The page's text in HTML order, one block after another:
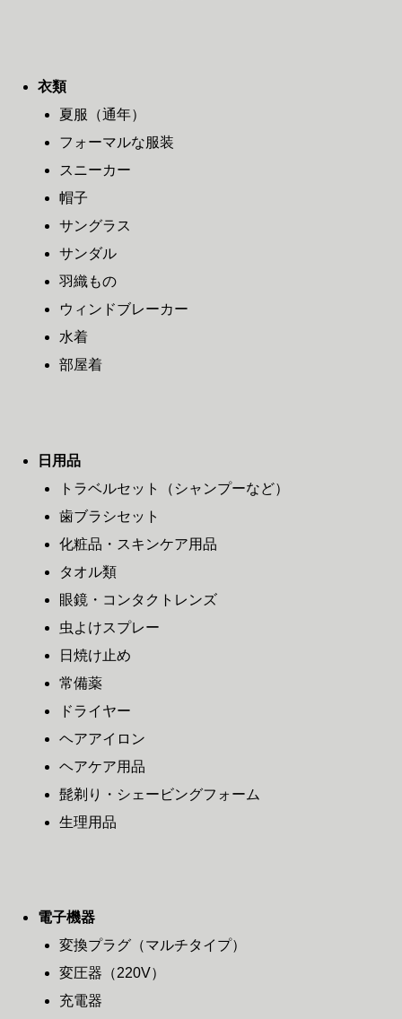
衣類
夏服（通年）
フォーマルな服装
スニーカー
帽子
サングラス
サンダル
羽織もの
ウィンドブレーカー
水着
部屋着
日用品
トラベルセット（シャンプーなど）
歯ブラシセット
化粧品・スキンケア用品
タオル類
眼鏡・コンタクトレンズ
虫よけスプレー
日焼け止め
常備薬
ドライヤー
ヘアアイロン
ヘアケア用品
髭剃り・シェービングフォーム
生理用品
電子機器
変換プラグ（マルチタイプ）
変圧器（220V）
充電器